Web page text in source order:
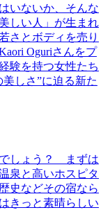
いないか、そんな
しい人」が生まれ
さとボディを売り
Oguriさんをプ
験を持つ女性たち
しさ”に迫る新た
しょう？ まずは
泉と高いホスピタ
史などその宿なら
きっと素晴らしい